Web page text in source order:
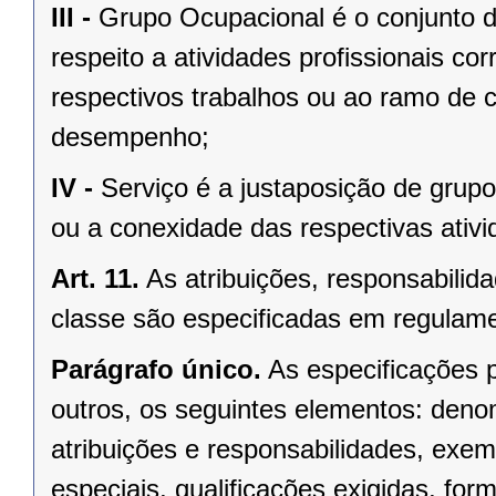
III - Grupo Ocupacional é o conjunto
respeito a atividades profissionais
respectivos trabalhos ou ao ramo de
desempenho;
IV - Serviço é a justaposição de
ou a conexidade das respectivas
Art. 11. As atribuições,
classe são especificadas em
Parágrafo único. As especificações
outros, os seguintes elementos:
atribuições e responsabilidades,
especiais, qualificações exigidas,